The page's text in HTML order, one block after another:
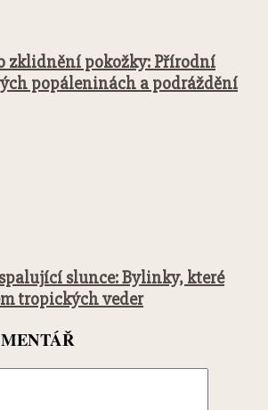
zklidnění pokožky: Přírodní
popáleninách a podráždění
slunce: Bylinky, které
tropických veder